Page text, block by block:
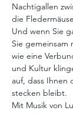
Nachtigallen
die
Und wenn Sie
Sie gemeinsam
wie eine
und Kultur
auf, dass Ihnen
stecken bleibt.
Mit Musik von